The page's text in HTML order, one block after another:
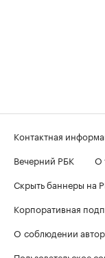
Контактная
Вечерний РБК
О
Скрыть баннеры на
Корпоративная
О соблюдении